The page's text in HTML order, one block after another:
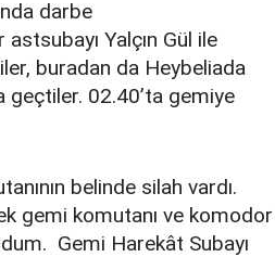
darbe
Yalçın Gül ile
buradan da Heybeliada
geçtiler. 02.40’ta gemiye
belinde silah vardı.
gemi komutanı ve komodor
Gemi Harekât Subayı